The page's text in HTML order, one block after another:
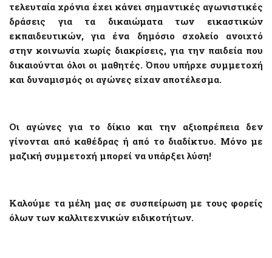
τελευταία χρόνια έχει κάνει σημαντικές αγωνιστικές
δράσεις για τα δικαιώματα των εικαστικών
εκπαιδευτικών, για ένα δημόσιο σχολείο ανοιχτό
στην κοινωνία χωρίς διακρίσεις, για την παιδεία που
δικαιούνται όλοι οι μαθητές. Όπου υπήρχε συμμετοχή
και δυναμισμός οι αγώνες είχαν αποτέλεσμα.
Οι αγώνες για το δίκιο και την αξιοπρέπεια δεν
γίνονται από καθέδρας ή από το διαδίκτυο. Μόνο με
μαζική συμμετοχή μπορεί να υπάρξει λύση!
Καλούμε τα μέλη μας σε συσπείρωση με τους φορείς
όλων των καλλιτεχνικών ειδικοτήτων.